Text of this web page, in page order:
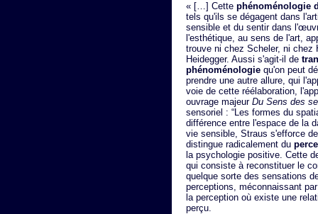
« […] Cette phénoménologie
tels qu'ils se dégagent dans
sensible et du sentir dans
l'esthétique, au sens de l'art,
trouve ni chez Scheler, ni chez
Heidegger. Aussi s'agit-il de
phénoménologie qu'on peut
prendre une autre allure, qui
voie de cette réélaboration,
ouvrage majeur Du Sens des
sensoriel : “Les formes du
différence entre l'espace de la
vie sensible, Straus s'efforce
distingue radicalement du
la psychologie positive. Cette
qui consiste à reconstituer le
quelque sorte des sensations
perceptions, méconnaissant
la perception où existe une
perçu.